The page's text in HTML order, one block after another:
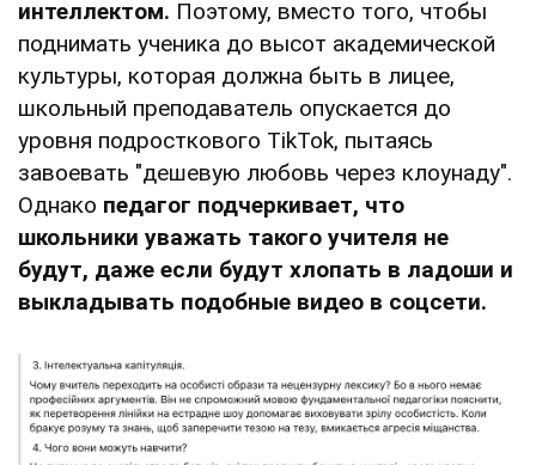
интеллектом. Поэтому, вместо того, чтобы
поднимать ученика до высот академической
культуры, которая должна быть в лицее,
школьный преподаватель опускается до
уровня подросткового TikTok, пытаясь
завоевать "дешевую любовь через клоунаду".
Однако педагог подчеркивает, что
школьники уважать такого учителя не
будут, даже если будут хлопать в ладоши и
выкладывать подобные видео в соцсети.